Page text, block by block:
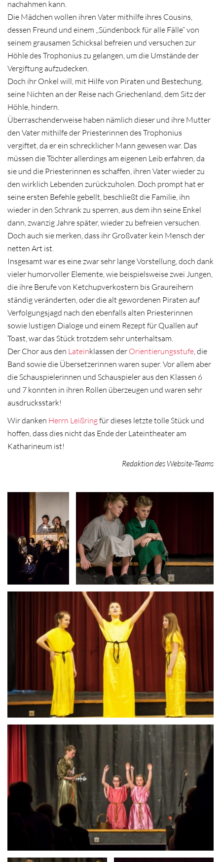
nachahmen kann.
Die Mädchen wollen ihren Vater mithilfe ihres Cousins,
dessen Freund und einem ,,Sündenbock für alle Fälle“ von
seinem grausamen Schicksal befreien und versuchen zur
Höhle des Trophonius zu gelangen, um die Umstände der
Vergiftung aufzudecken.
Doch ihr Onkel will, mit Hilfe von Piraten und Bestechung,
seine Nichten an der Reise nach Griechenland, dem Sitz der
Höhle, hindern.
Überraschenderweise haben nämlich dieser und ihre Mutter
den Vater mithilfe der Priesterinnen des Trophonius
vergiftet, da er ein schrecklicher Mann gewesen war. Das
müssen die Töchter allerdings am eigenen Leib erfahren, da
sie und die Priesterinnen es schaffen, ihren Vater wieder zu
den wirklich Lebenden zurückzuholen. Doch prompt hat er
seine ersten Befehle gebellt, beschließt die Familie, ihn
wieder in den Schrank zu sperren, aus dem ihn seine Enkel
dann, zwanzig Jahre später, wieder zu befreien versuchen.
Doch auch sie merken, dass ihr Großvater kein Mensch der
netten Art ist.
Insgesamt war es eine zwar sehr lange Vorstellung, doch dank
vieler humorvoller Elemente, wie beispielsweise zwei Jungen,
die ihre Berufe von Ketchupverkostern bis Graureihern
ständig veränderten, oder die alt gewordenen Piraten auf
Verfolgungsjagd nach den ebenfalls alten Priesterinnen
sowie lustigen Dialoge und einem Rezept für Quallen auf
Toast, war das Stück trotzdem sehr unterhaltsam.
Der Chor aus den Lateinklassen der Orientierungsstufe, die
Band sowie die Übersetzerinnen waren super. Vor allem aber
die Schauspielerinnen und Schauspieler aus den Klassen 6
und 7 konnten in ihren Rollen überzeugen und waren sehr
ausdrucksstark!
Wir danken Herrn Leißringfür dieses letzte tolle Stück und
hoffen, dass dies nicht das Ende der Lateintheater am
Katharineum ist!
Redaktion des Website-Teams
Latein-
Theater
,,Specus
Trophonii'